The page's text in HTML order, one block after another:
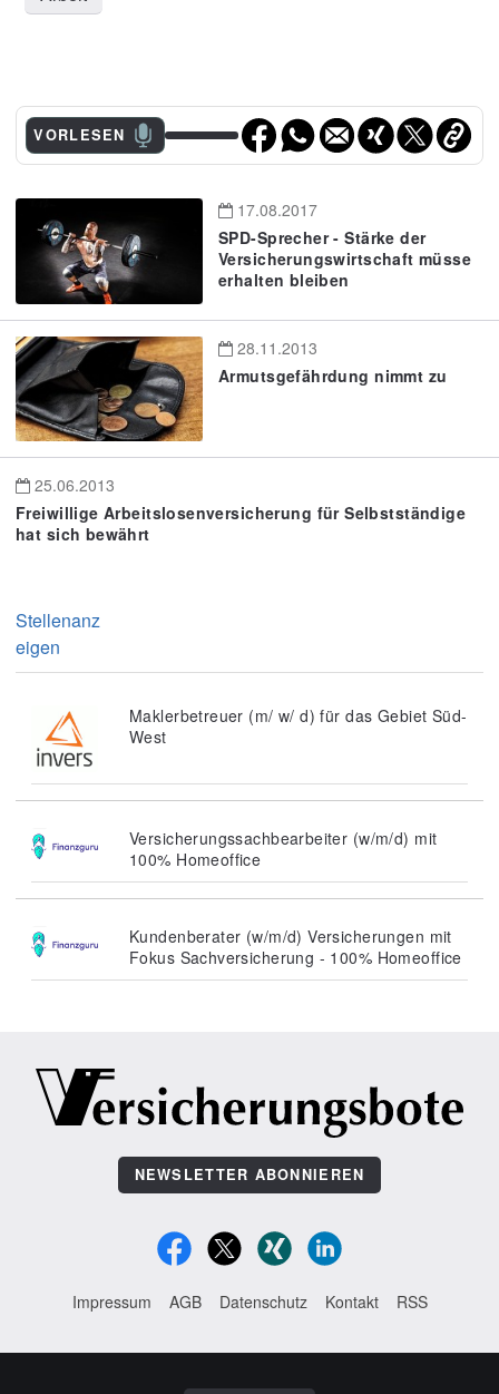
VORLESEN
17.08.2017
SPD-Sprecher - Stärke der
Versicherungswirtschaft müsse
erhalten bleiben
28.11.2013
Armutsgefährdung nimmt zu
25.06.2013
Freiwillige Arbeitslosenversicherung für Selbstständige
hat sich bewährt
Stellenanz
eigen
Maklerbetreuer (m/ w/ d) für das Gebiet Süd-
West
Versicherungssachbearbeiter (w/m/d) mit
100% Homeoffice
Kundenberater (w/m/d) Versicherungen mit
Fokus Sachversicherung - 100% Homeoffice
NEWSLETTER ABONNIEREN
Impressum AGB Datenschutz Kontakt RSS